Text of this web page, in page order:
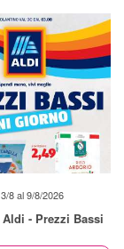
8 al 9/8/2026
- Prezzi Bassi